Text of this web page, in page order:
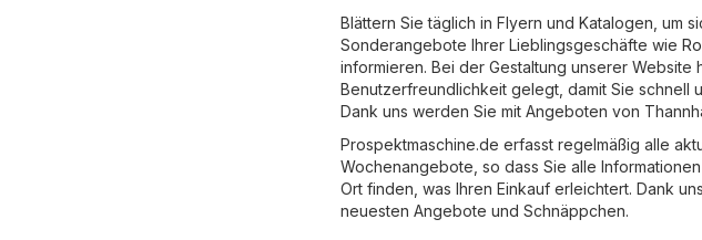
Blättern Sie täglich in Flyern und Katalogen, um
Sonderangebote Ihrer Lieblingsgeschäfte wie
informieren. Bei der Gestaltung unserer Website
Benutzerfreundlichkeit gelegt, damit Sie schnell
Dank uns werden Sie mit Angeboten von
Prospektmaschine.de erfasst regelmäßig alle
Wochenangebote, so dass Sie alle
Ort finden, was Ihren Einkauf erleichtert. Dank
neuesten Angebote und Schnäppchen.